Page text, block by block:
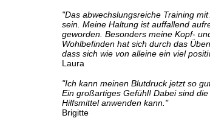
"Das abwechslungsreiche Training
sein. Meine Haltung ist auffallend
geworden. Besonders meine Kopf-
Wohlbefinden hat sich durch das
dass sich wie von alleine ein viel
Laura
"Ich kann meinen Blutdruck jetzt so
Ein großartiges Gefühl! Dabei sind
Hilfsmittel anwenden kann."
Brigitte